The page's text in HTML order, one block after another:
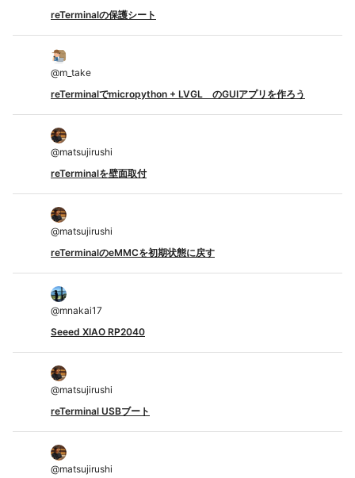
reTerminalの保護シート
@m_take
reTerminalでmicropython + LVGL のGUIアプリを作ろう
@matsujirushi
reTerminalを壁面取付
@matsujirushi
reTerminalのeMMCを初期状態に戻す
@mnakai17
Seeed XIAO RP2040
@matsujirushi
reTerminal USBブート
@matsujirushi